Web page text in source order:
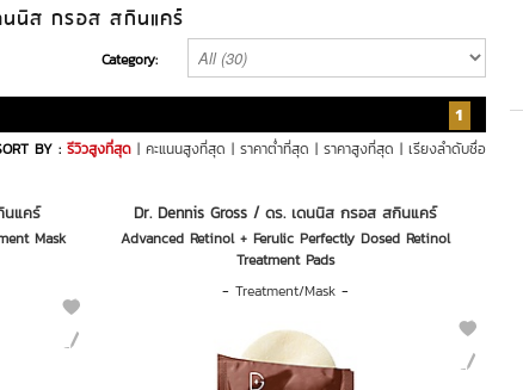
นนิส กรอส สกินแคร์
Category:
1
BY : รีวิวสูงที่สุด | คะแนนสูงที่สุด | ราคาต่ำที่สุด | ราคาสูงที่สุด | เรียงลำดับชื่อ
นแคร์
Mask
Dr. Dennis Gross / ดร. เดนนิส กรอส สกินแคร์
Advanced Retinol + Ferulic Perfectly Dosed Retinol
Treatment Pads
- Treatment/Mask -